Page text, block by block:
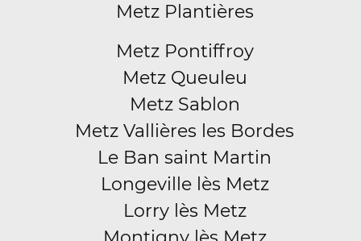
Metz Plantières
Metz Pontiffroy
Metz Queuleu
Metz Sablon
Metz Vallières les Bordes
Le Ban saint Martin
Longeville lès Metz
Lorry lès Metz